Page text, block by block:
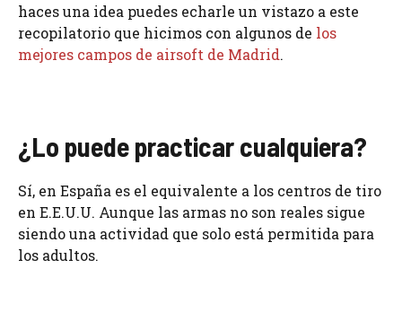
haces una idea puedes echarle un vistazo a este
recopilatorio que hicimos con algunos de los
mejores campos de airsoft de Madrid.
¿Lo puede practicar cualquiera?
Sí, en España es el equivalente a los centros de tiro
en E.E.U.U. Aunque las armas no son reales sigue
siendo una actividad que solo está permitida para
los adultos.